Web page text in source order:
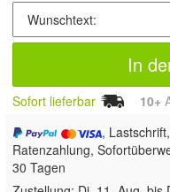
In
Sofort lieferbar 10+
,
Ratenzahlung,
30 Tagen